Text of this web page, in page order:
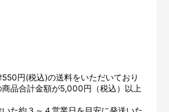
円(税込)の送料をいただいており
品合計金額が5,000円（税込）以上